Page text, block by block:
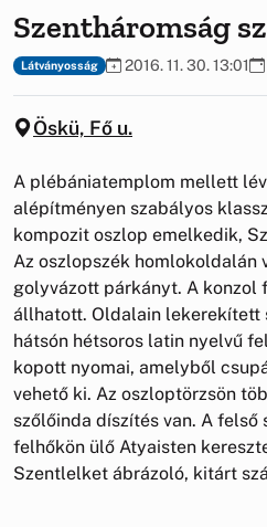
Szentháromság
Látványosság 2016. 11. 30. 13:01
Öskü, Fő u.
A plébániatemplom mellett
alépítményen szabályos
kompozit oszlop emelkedik,
Az oszlopszék homlokoldalán
golyvázott párkányt. A konzol
állhatott. Oldalain lekerekített
hátsón hétsoros latin nyelvű
kopott nyomai, amelyből
vehető ki. Az oszloptörzsön
szőlőinda díszítés van. A
felhőkön ülő Atyaisten
Szentlelket ábrázoló, kitárt